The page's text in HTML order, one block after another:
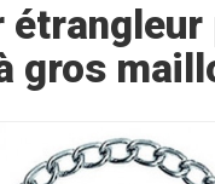
étrangleur
gros